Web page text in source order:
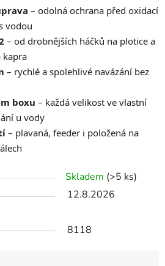
– odolná ochrana před oxidací
vodou
– od drobnějších háčků na plotice a
kapra
– rychlé a spolehlivé navázání bez
boxu – každá velikost ve vlastní
u vody
– plavaná, feeder i položená na
Skladem (>5 ks)
12.8.2026
8118